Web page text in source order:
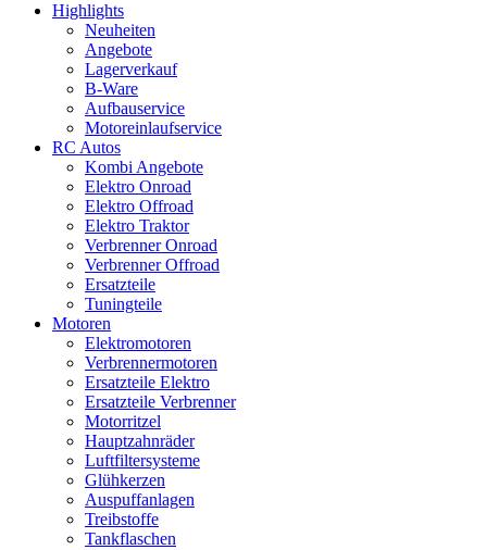
Highlights
Neuheiten
Angebote
Lagerverkauf
B-Ware
Aufbauservice
Motoreinlaufservice
RC Autos
Kombi Angebote
Elektro Onroad
Elektro Offroad
Elektro Traktor
Verbrenner Onroad
Verbrenner Offroad
Ersatzteile
Tuningteile
Motoren
Elektromotoren
Verbrennermotoren
Ersatzteile Elektro
Ersatzteile Verbrenner
Motorritzel
Hauptzahnräder
Luftfiltersysteme
Glühkerzen
Auspuffanlagen
Treibstoffe
Tankflaschen